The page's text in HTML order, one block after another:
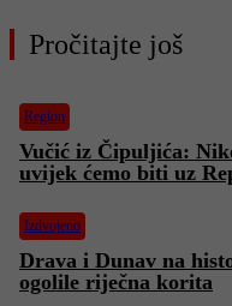
Pročitajte još
Region
Vučić iz Čipuljića:
uvijek ćemo biti uz
Izdvojeno
Drava i Dunav na
ogolile riječna korita